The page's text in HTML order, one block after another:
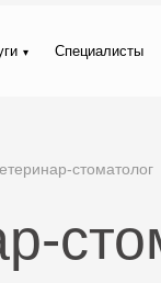
Специалисты
стоматолог